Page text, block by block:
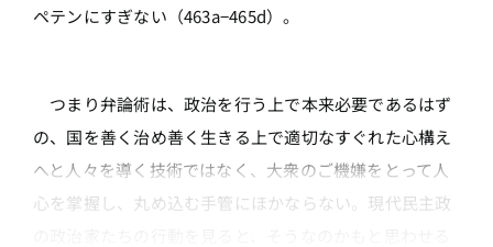
ペテンにすぎない（463a−465d）。
つまり弁論術は、政治を行う上で本来必要であるはず
の、国を善く治め善く生きる上で適切なすぐれた心構え
へと人々を導く技術ではなく、大衆のご機嫌をとって人
心を掌握し、丸め込む手管にほかならない。現代民主政